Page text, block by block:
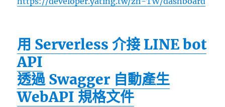
用 Serverless 介接 LINE bot
API
透過 Swagger 自動產生
WebAPI 規格文件